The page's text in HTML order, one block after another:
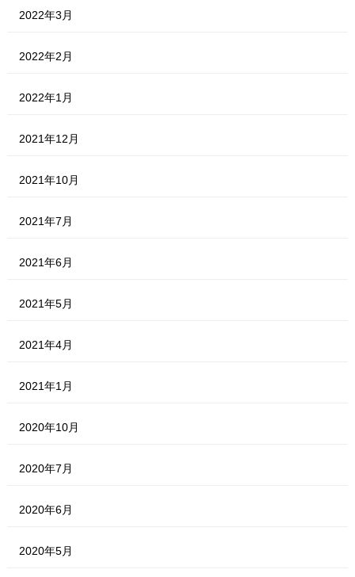
2022年3月
2022年2月
2022年1月
2021年12月
2021年10月
2021年7月
2021年6月
2021年5月
2021年4月
2021年1月
2020年10月
2020年7月
2020年6月
2020年5月